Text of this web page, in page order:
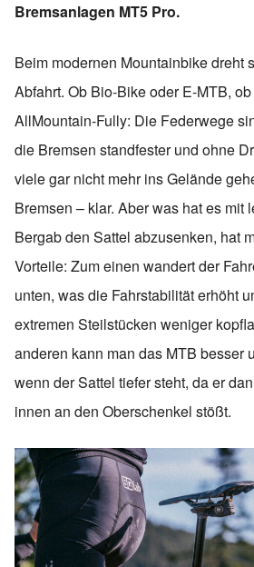
Bremsanlagen MT5 Pro.
Beim modernen Mountainbike dreht
Abfahrt. Ob Bio-Bike oder E-MTB,
AllMountain-Fully: Die Federwege
die Bremsen standfester und ohne
viele gar nicht mehr ins Gelände
Bremsen – klar. Aber was hat es mit
Bergab den Sattel abzusenken, hat
Vorteile: Zum einen wandert der
unten, was die Fahrstabilität erhöht
extremen Steilstücken weniger
anderen kann man das MTB besser
wenn der Sattel tiefer steht, da er
innen an den Oberschenkel stößt.